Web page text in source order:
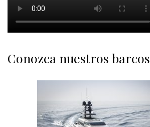
Conozca nuestros barcos